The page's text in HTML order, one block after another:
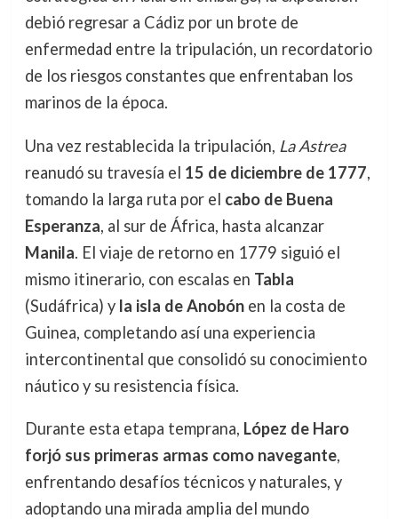
debió regresar a Cádiz por un brote de
enfermedad entre la tripulación, un recordatorio
de los riesgos constantes que enfrentaban los
marinos de la época.
Una vez restablecida la tripulación, La Astrea
reanudó su travesía el 15 de diciembre de 1777,
tomando la larga ruta por el cabo de Buena
Esperanza, al sur de África, hasta alcanzar
Manila. El viaje de retorno en 1779 siguió el
mismo itinerario, con escalas en Tabla
(Sudáfrica) y la isla de Anobónen la costa de
Guinea, completando así una experiencia
intercontinental que consolidó su conocimiento
náutico y su resistencia física.
Durante esta etapa temprana, López de Haro
forjó sus primeras armas como navegante,
enfrentando desafíos técnicos y naturales, y
adoptando una mirada amplia del mundo